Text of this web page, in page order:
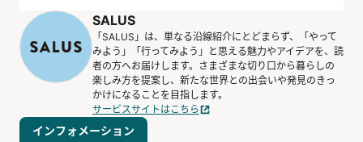
SALUS
「SALUS」は、単なる沿線紹介にとどまらず、「やって
みよう」「行ってみよう」と思える魅力やアイデアを、読
者の方へお届けします。さまざまな切り口から暮らしの
楽しみ方を提案し、新たな世界との出会いや発見のきっ
かけになることを目指します。
サービスサイトはこちら
インフォメーション